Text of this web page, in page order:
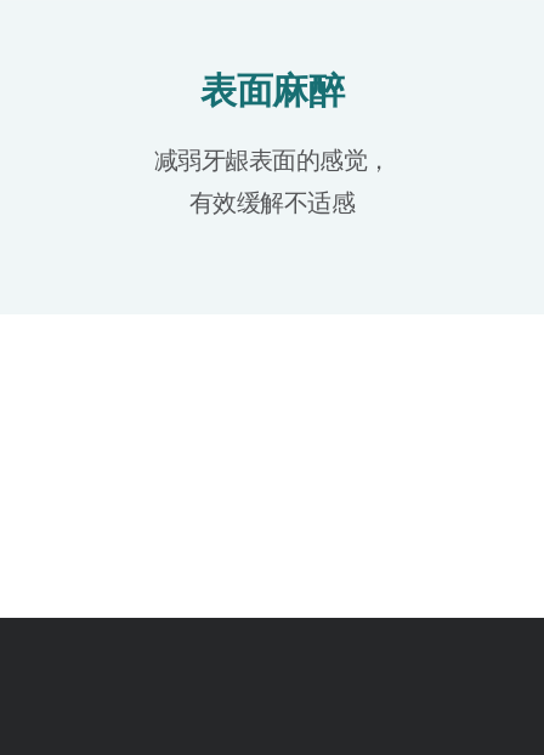
表面麻醉
减弱牙龈表面的感觉，
有效缓解不适感